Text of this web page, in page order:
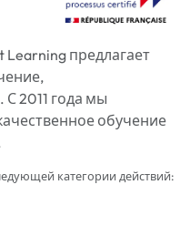
предлагает
2011 года мы
обучение
категории действий: